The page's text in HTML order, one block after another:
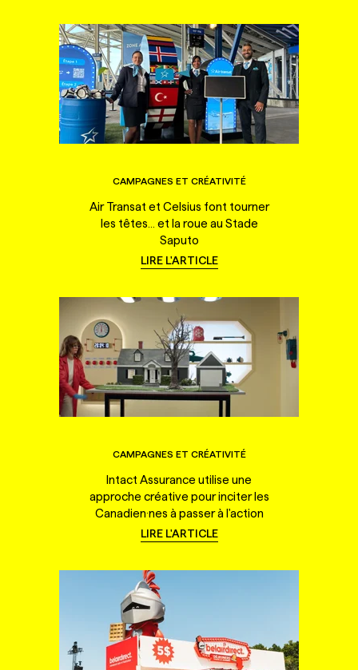
CAMPAGNES ET CRÉATIVITÉ
Air Transat et Celsius font tourner
les têtes... et la roue au Stade
Saputo
LIRE L'ARTICLE
CAMPAGNES ET CRÉATIVITÉ
Intact Assurance utilise une
approche créative pour inciter les
Canadien·nes à passer à l'action
LIRE L'ARTICLE